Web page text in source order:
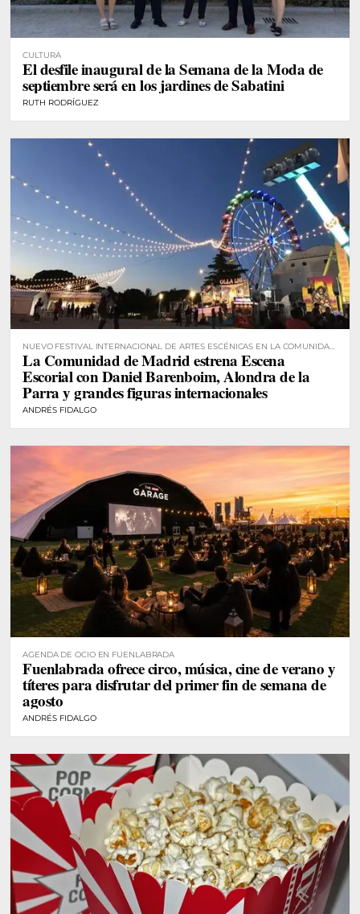
CULTURA
El desfile inaugural de la Semana de la Moda de
septiembre será en los jardines de Sabatini
RUTH RODRÍGUEZ
NUEVO FESTIVAL INTERNACIONAL DE ARTES ESCÉNICAS EN LA COMUNIDAD
DE MADRID
La Comunidad de Madrid estrena Escena
Escorial con Daniel Barenboim, Alondra de la
Parra y grandes figuras internacionales
ANDRÉS FIDALGO
AGENDA DE OCIO EN FUENLABRADA
Fuenlabrada ofrece circo, música, cine de verano y
títeres para disfrutar del primer fin de semana de
agosto
ANDRÉS FIDALGO